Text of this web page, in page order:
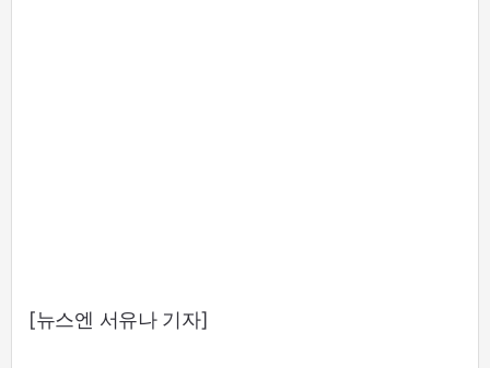
[뉴스엔 서유나 기자]